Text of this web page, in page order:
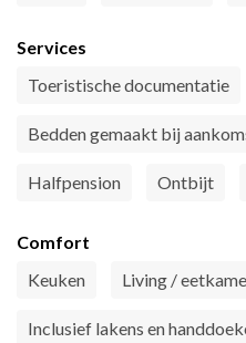
Services
Toeristische documentatie
Bedden gemaakt bij
Halfpension Ontbijt
Comfort
Keuken
Living /
Inclusief lakens en